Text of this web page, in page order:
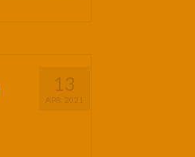
13
APR. 2021